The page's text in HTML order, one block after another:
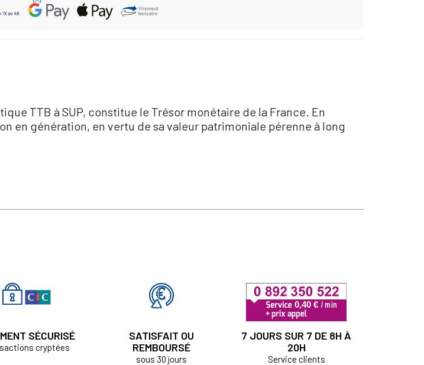
TTB à SUP, constitue le Trésor monétaire de la France. En
en génération, en vertu de sa valeur patrimoniale pérenne à long
SÉCURISÉ
cryptées
SATISFAIT OU
REMBOURSÉ
sous 30 jours
7 JOURS SUR 7 DE 8H À
20H
Service clients